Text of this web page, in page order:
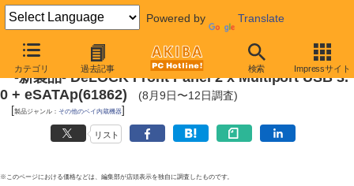
Powered by Translate
カテゴリ 過去記事 検索 Impressサイト
2011年8月12日
-新製品- DeLOCK Front Panel 2 x Multiport USB 3.
0 + eSATAp(61862) (8月9日〜12日調査)
[製品ジャンル： その他のベイ内蔵機器]
リスト
※このページにおける価格などは、編集部が店頭表示を独自に調査したものです。